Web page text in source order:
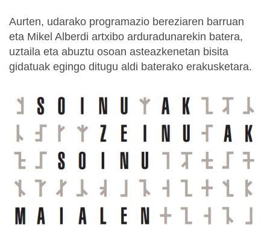
Aurten, udarako programazio bereziaren barruan
eta Mikel Alberdi artxibo arduradunarekin batera,
uztaila eta abuztu osoan asteazkenetan bisita
gidatuak egingo ditugu aldi baterako erakusketara.